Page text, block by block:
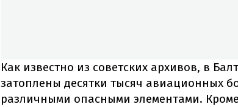
Как известно из советских архивов, в
затоплены десятки тысяч авиационных
различными опасными элементами.